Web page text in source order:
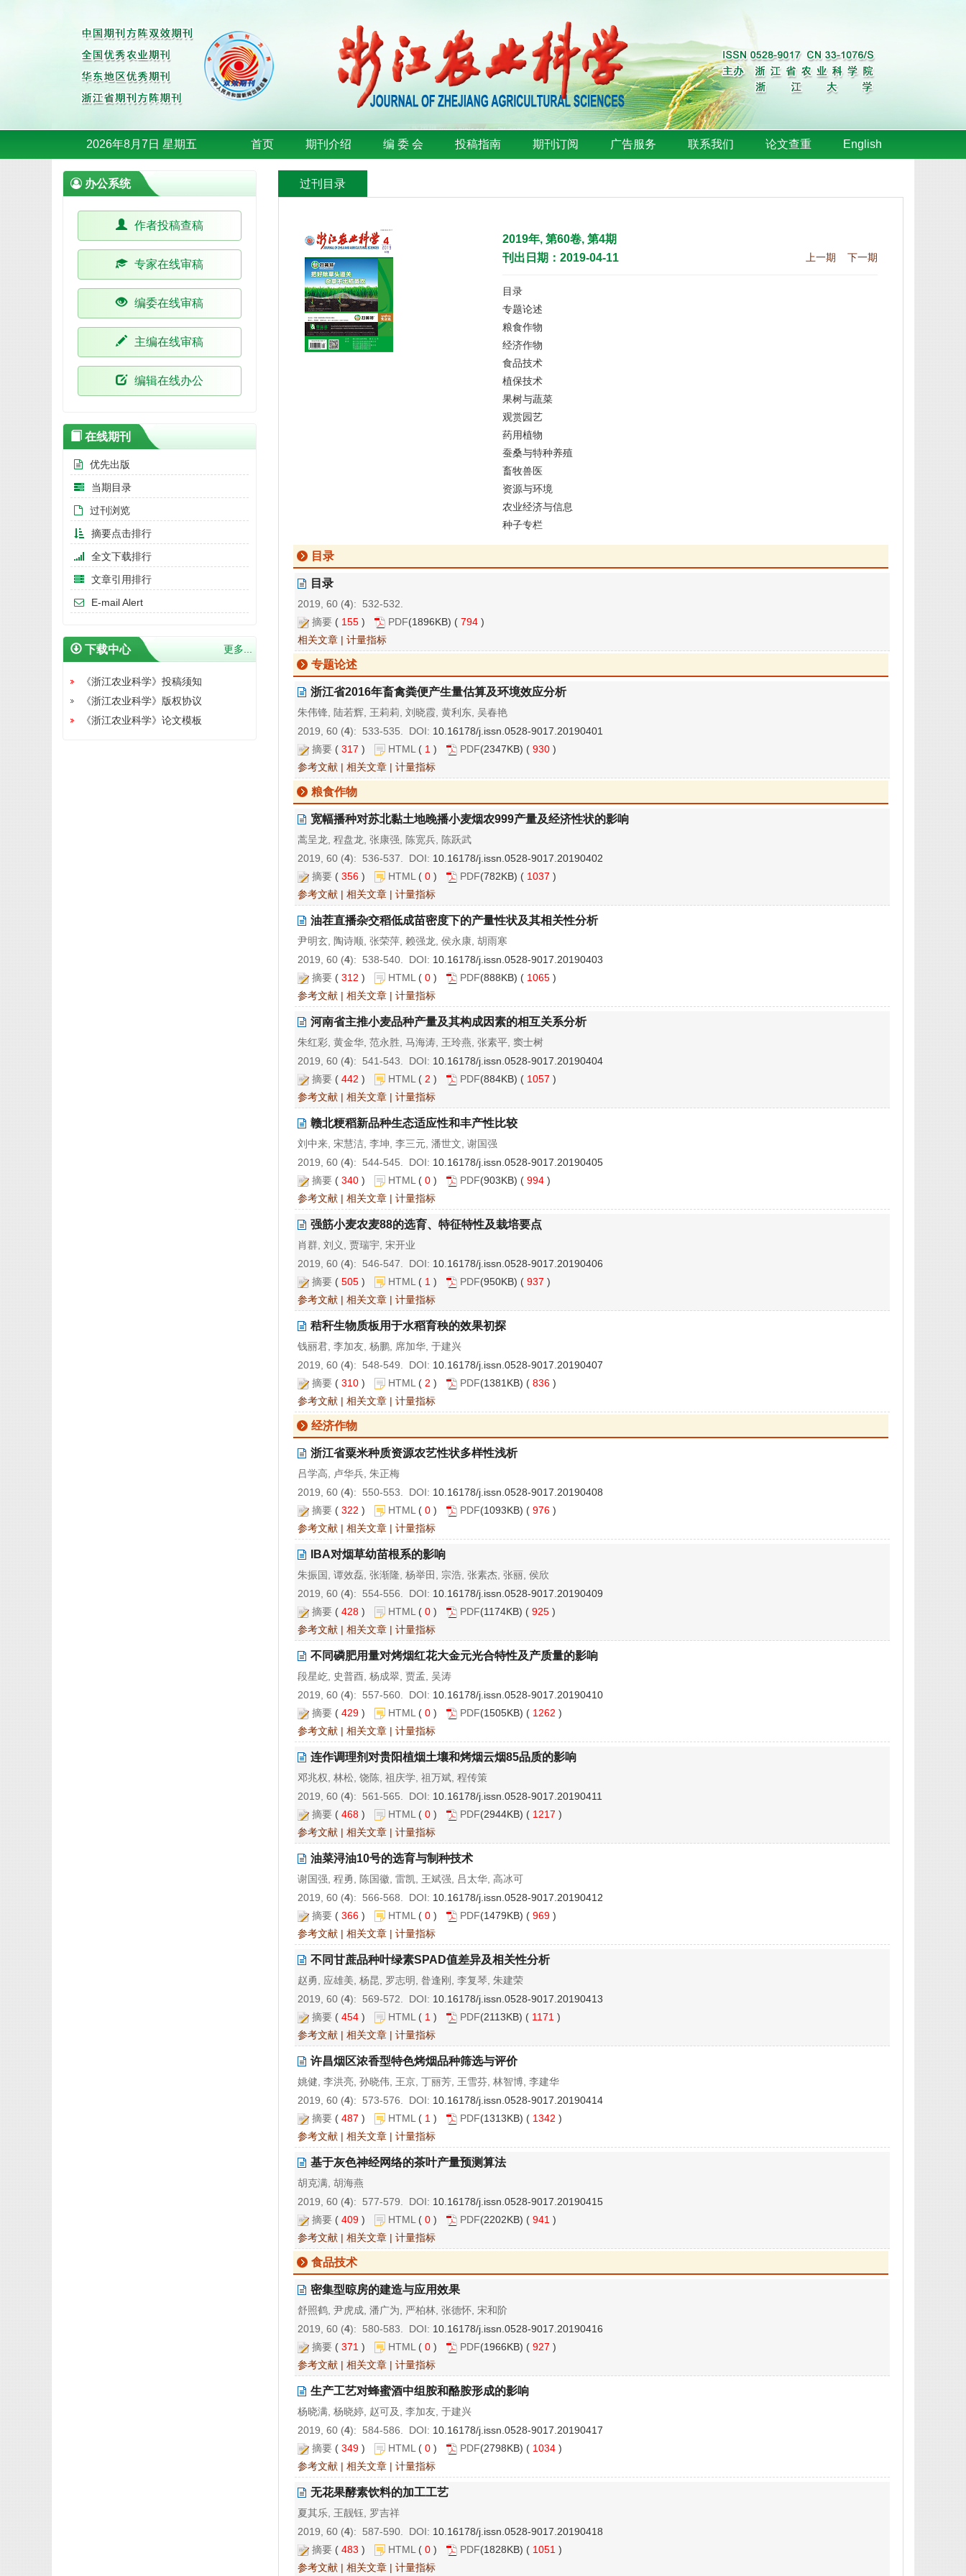
2026年8月7日 星期五 首页 期刊介绍 编 委 会 投稿指南 期刊订阅 广告服务 联系我们 论文查重 English
过刊目录
2019年, 第60卷, 第4期
刊出日期：2019-04-11
上一期 下一期
目录
专题论述
粮食作物
经济作物
食品技术
植保技术
果树与蔬菜
观赏园艺
药用植物
蚕桑与特种养殖
畜牧兽医
资源与环境
农业经济与信息
种子专栏
目录
目录
2019, 60 (4): 532-532.
摘要 ( 155 ) PDF(1896KB) ( 794 )
相关文章 | 计量指标
专题论述
浙江省2016年畜禽粪便产生量估算及环境效应分析
朱伟锋, 陆若辉, 王莉莉, 刘晓霞, 黄利东, 吴春艳
2019, 60 (4): 533-535. DOI: 10.16178/j.issn.0528-9017.20190401
摘要 ( 317 ) HTML ( 1 ) PDF(2347KB) ( 930 )
参考文献 | 相关文章 | 计量指标
粮食作物
宽幅播种对苏北黏土地晚播小麦烟农999产量及经济性状的影响
蒿呈龙, 程盘龙, 张康强, 陈宽兵, 陈跃武
2019, 60 (4): 536-537. DOI: 10.16178/j.issn.0528-9017.20190402
摘要 ( 356 ) HTML ( 0 ) PDF(782KB) ( 1037 )
参考文献 | 相关文章 | 计量指标
油茬直播杂交稻低成苗密度下的产量性状及其相关性分析
尹明玄, 陶诗顺, 张荣萍, 赖强龙, 侯永康, 胡雨寒
2019, 60 (4): 538-540. DOI: 10.16178/j.issn.0528-9017.20190403
摘要 ( 312 ) HTML ( 0 ) PDF(888KB) ( 1065 )
参考文献 | 相关文章 | 计量指标
河南省主推小麦品种产量及其构成因素的相互关系分析
朱红彩, 黄金华, 范永胜, 马海涛, 王玲燕, 张素平, 窦士树
2019, 60 (4): 541-543. DOI: 10.16178/j.issn.0528-9017.20190404
摘要 ( 442 ) HTML ( 2 ) PDF(884KB) ( 1057 )
参考文献 | 相关文章 | 计量指标
赣北粳稻新品种生态适应性和丰产性比较
刘中来, 宋慧洁, 李坤, 李三元, 潘世文, 谢国强
2019, 60 (4): 544-545. DOI: 10.16178/j.issn.0528-9017.20190405
摘要 ( 340 ) HTML ( 0 ) PDF(903KB) ( 994 )
参考文献 | 相关文章 | 计量指标
强筋小麦农麦88的选育、特征特性及栽培要点
肖群, 刘义, 贾瑞宇, 宋开业
2019, 60 (4): 546-547. DOI: 10.16178/j.issn.0528-9017.20190406
摘要 ( 505 ) HTML ( 1 ) PDF(950KB) ( 937 )
参考文献 | 相关文章 | 计量指标
秸秆生物质板用于水稻育秧的效果初探
钱丽君, 李加友, 杨鹏, 席加华, 于建兴
2019, 60 (4): 548-549. DOI: 10.16178/j.issn.0528-9017.20190407
摘要 ( 310 ) HTML ( 2 ) PDF(1381KB) ( 836 )
参考文献 | 相关文章 | 计量指标
经济作物
浙江省粟米种质资源农艺性状多样性浅析
吕学高, 卢华兵, 朱正梅
2019, 60 (4): 550-553. DOI: 10.16178/j.issn.0528-9017.20190408
摘要 ( 322 ) HTML ( 0 ) PDF(1093KB) ( 976 )
参考文献 | 相关文章 | 计量指标
IBA对烟草幼苗根系的影响
朱振国, 谭效磊, 张渐隆, 杨举田, 宗浩, 张素杰, 张丽, 侯欣
2019, 60 (4): 554-556. DOI: 10.16178/j.issn.0528-9017.20190409
摘要 ( 428 ) HTML ( 0 ) PDF(1174KB) ( 925 )
参考文献 | 相关文章 | 计量指标
不同磷肥用量对烤烟红花大金元光合特性及产质量的影响
段星屹, 史普酉, 杨成翠, 贾孟, 吴涛
2019, 60 (4): 557-560. DOI: 10.16178/j.issn.0528-9017.20190410
摘要 ( 429 ) HTML ( 0 ) PDF(1505KB) ( 1262 )
参考文献 | 相关文章 | 计量指标
连作调理剂对贵阳植烟土壤和烤烟云烟85品质的影响
邓兆权, 林松, 饶陈, 祖庆学, 祖万斌, 程传策
2019, 60 (4): 561-565. DOI: 10.16178/j.issn.0528-9017.20190411
摘要 ( 468 ) HTML ( 0 ) PDF(2944KB) ( 1217 )
参考文献 | 相关文章 | 计量指标
油菜浔油10号的选育与制种技术
谢国强, 程勇, 陈国徽, 雷凯, 王斌强, 吕太华, 高冰可
2019, 60 (4): 566-568. DOI: 10.16178/j.issn.0528-9017.20190412
摘要 ( 366 ) HTML ( 0 ) PDF(1479KB) ( 969 )
参考文献 | 相关文章 | 计量指标
不同甘蔗品种叶绿素SPAD值差异及相关性分析
赵勇, 应雄美, 杨昆, 罗志明, 昝逢刚, 李复琴, 朱建荣
2019, 60 (4): 569-572. DOI: 10.16178/j.issn.0528-9017.20190413
摘要 ( 454 ) HTML ( 1 ) PDF(2113KB) ( 1171 )
参考文献 | 相关文章 | 计量指标
许昌烟区浓香型特色烤烟品种筛选与评价
姚健, 李洪亮, 孙晓伟, 王京, 丁丽芳, 王雪芬, 林智博, 李建华
2019, 60 (4): 573-576. DOI: 10.16178/j.issn.0528-9017.20190414
摘要 ( 487 ) HTML ( 1 ) PDF(1313KB) ( 1342 )
参考文献 | 相关文章 | 计量指标
基于灰色神经网络的茶叶产量预测算法
胡克满, 胡海燕
2019, 60 (4): 577-579. DOI: 10.16178/j.issn.0528-9017.20190415
摘要 ( 409 ) HTML ( 0 ) PDF(2202KB) ( 941 )
参考文献 | 相关文章 | 计量指标
食品技术
密集型晾房的建造与应用效果
舒照鹤, 尹虎成, 潘广为, 严柏林, 张德怀, 宋和阶
2019, 60 (4): 580-583. DOI: 10.16178/j.issn.0528-9017.20190416
摘要 ( 371 ) HTML ( 0 ) PDF(1966KB) ( 927 )
参考文献 | 相关文章 | 计量指标
生产工艺对蜂蜜酒中组胺和酪胺形成的影响
杨晓满, 杨晓婷, 赵可及, 李加友, 于建兴
2019, 60 (4): 584-586. DOI: 10.16178/j.issn.0528-9017.20190417
摘要 ( 349 ) HTML ( 0 ) PDF(2798KB) ( 1034 )
参考文献 | 相关文章 | 计量指标
无花果酵素饮料的加工工艺
夏其乐, 王靓钰, 罗吉祥
2019, 60 (4): 587-590. DOI: 10.16178/j.issn.0528-9017.20190418
摘要 ( 483 ) HTML ( 0 ) PDF(1828KB) ( 1051 )
参考文献 | 相关文章 | 计量指标
办公系统
作者投稿查稿
专家在线审稿
编委在线审稿
主编在线审稿
编辑在线办公
在线期刊
优先出版
当期目录
过刊浏览
摘要点击排行
全文下载排行
文章引用排行
E-mail Alert
下载中心 更多...
《浙江农业科学》投稿须知
《浙江农业科学》版权协议
《浙江农业科学》论文模板